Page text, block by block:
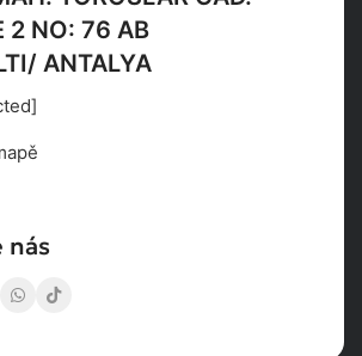
2 NO: 76 AB
ANTALYA
nás